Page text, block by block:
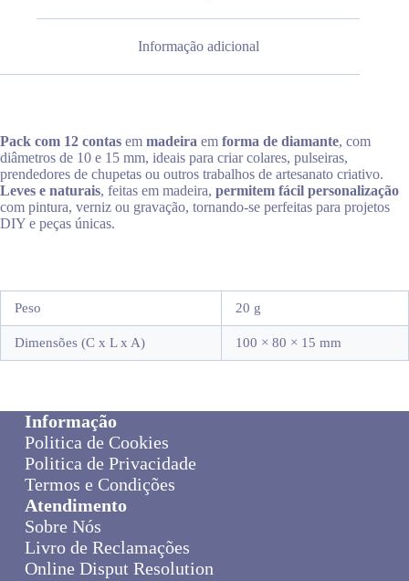
Informação adicional
Pack com 12 contas em madeira em forma de diamante, com
diâmetros de 10 e 15 mm, ideais para criar colares, pulseiras,
prendedores de chupetas ou outros trabalhos de artesanato criativo.
Leves e naturais, feitas em madeira, permitem fácil personalização
com pintura, verniz ou gravação, tornando-se perfeitas para projetos
DIY e peças únicas.
Peso 20 g
Dimensões (C x L x A) 100 × 80 × 15 mm
Informação
Politica de Cookies
Politica de Privacidade
Termos e Condições
Atendimento
Sobre Nós
Livro de Reclamações
Online Disput Resolution